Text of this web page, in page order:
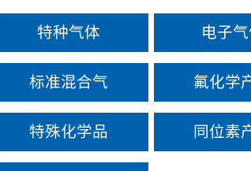
特种气体 电子
标准混合气 氟化学
特殊化学品 同位素